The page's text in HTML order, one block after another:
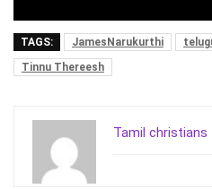
TAGS: JamesNarukurthi
Tinnu Thereesh
Tamil christians